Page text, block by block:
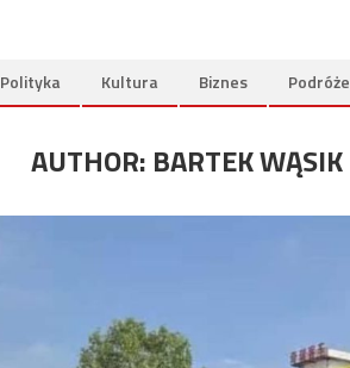
Polityka Kultura Biznes Podróże
AUTHOR: BARTEK WĄSIK